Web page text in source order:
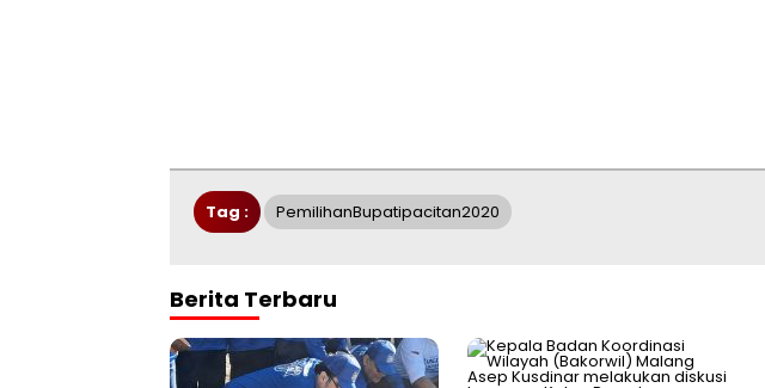
Tag : PemilihanBupatipacitan2020
Berita Terbaru